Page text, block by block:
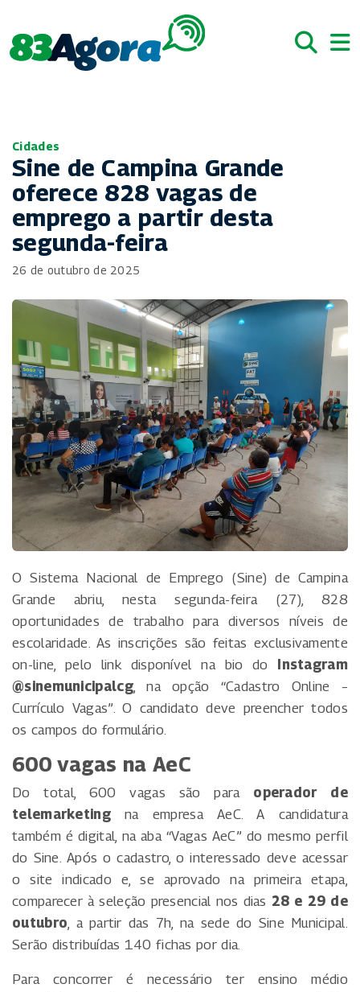
Cidades
Sine de Campina Grande
oferece 828 vagas de
emprego a partir desta
segunda-feira
26 de outubro de 2025
O Sistema Nacional de Emprego (Sine) de Campina
Grande abriu, nesta segunda-feira (27), 828
oportunidades de trabalho para diversos níveis de
escolaridade. As inscrições são feitas exclusivamente
on-line, pelo link disponível na bio do
Instagram
@sinemunicipalcg, na opção “Cadastro Online –
Currículo Vagas”. O candidato deve preencher todos
os campos do formulário.
600 vagas na AeC
Do total, 600 vagas são para operador de
telemarketingna empresa AeC. A candidatura
também é digital, na aba “Vagas AeC” do mesmo perfil
do Sine. Após o cadastro, o interessado deve acessar
o site indicado e, se aprovado na primeira etapa,
comparecer à seleção presencial nos dias 28 e 29 de
outubro, a partir das 7h, na sede do Sine Municipal.
Serão distribuídas 140 fichas por dia.
Para concorrer é necessário ter ensino médio